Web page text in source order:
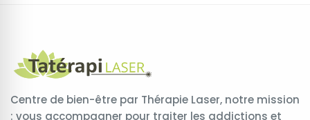
Centre de bien-être par Thérapie Laser, notre mission
: vous accompagner pour traiter les addictions et